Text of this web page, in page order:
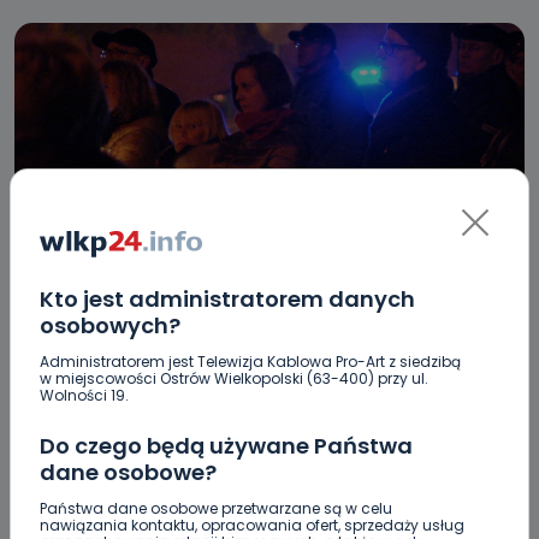
Kto jest administratorem danych
osobowych?
Administratorem jest Telewizja Kablowa Pro-Art z siedzibą
w miejscowości Ostrów Wielkopolski (63-400) przy ul.
Wolności 19.
Do czego będą używane Państwa
dane osobowe?
Państwa dane osobowe przetwarzane są w celu
nawiązania kontaktu, opracowania ofert, sprzedaży usług
REGION WIADOMOŚCI
„To kwestia obaw o przyszłość”. Komentarze
po proteście pod ostrowskim Sądem
Rejonowym
19.12.2019 08:54
Sebastian Matyszczak